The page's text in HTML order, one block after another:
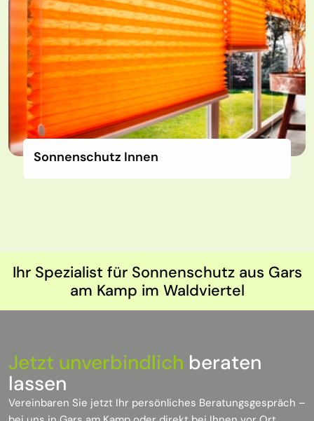
Sonnenschutz Innen
Ihr Spezialist für Sonnenschutz aus Gars
am Kamp im Waldviertel
Jetzt unverbindlich beraten
lassen
Vereinbaren Sie jetzt Ihr persönliches Beratungsgespräch –